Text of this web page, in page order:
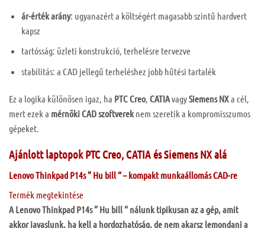
ár-érték arány: ugyanazért a költségért magasabb szintű hardvert
kapsz
tartósság: üzleti konstrukció, terhelésre tervezve
stabilitás: a CAD jellegű terheléshez jobb hűtési tartalék
Ez a logika különösen igaz, ha PTC Creo, CATIAvagySiemens NXa cél,
mert ezek a mérnöki CAD szoftverek nem szeretik a kompromisszumos
gépeket.
Ajánlott laptopok PTC Creo, CATIA és Siemens NX alá
Lenovo Thinkpad P14s ” Hu bill “– kompakt munkaállomás CAD-re
Termék megtekintése
A Lenovo Thinkpad P14s ” Hu bill “ nálunk tipikusan az a gép, amit
akkor javaslunk, ha kell a hordozhatóság, de nem akarsz lemondani a